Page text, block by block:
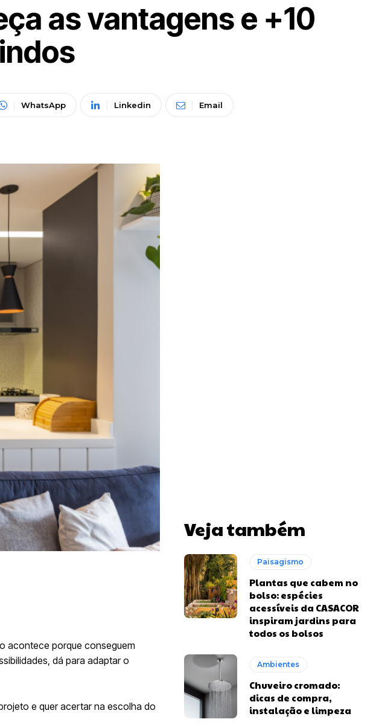
as vantagens e +10
WhatsApp Linkedin Email
acontece porque conseguem
dá para adaptar o
e quer acertar na escolha do
Veja também
Paisagismo
Plantas que cabem no
bolso: espécies
acessíveis da CASACOR
inspiram jardins para
todos os bolsos
Ambientes
Chuveiro cromado:
dicas de compra,
instalação e limpeza